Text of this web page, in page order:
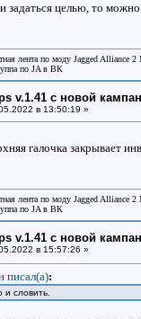
задаться целью, то
лента по моду Jagged Alliance
по JA в ВК
v.1.41 с новой
в 13:50:19 »
галочка закрывает
лента по моду Jagged Alliance
по JA в ВК
v.1.41 с новой
в 15:57:26 »
писал(a):
словить.